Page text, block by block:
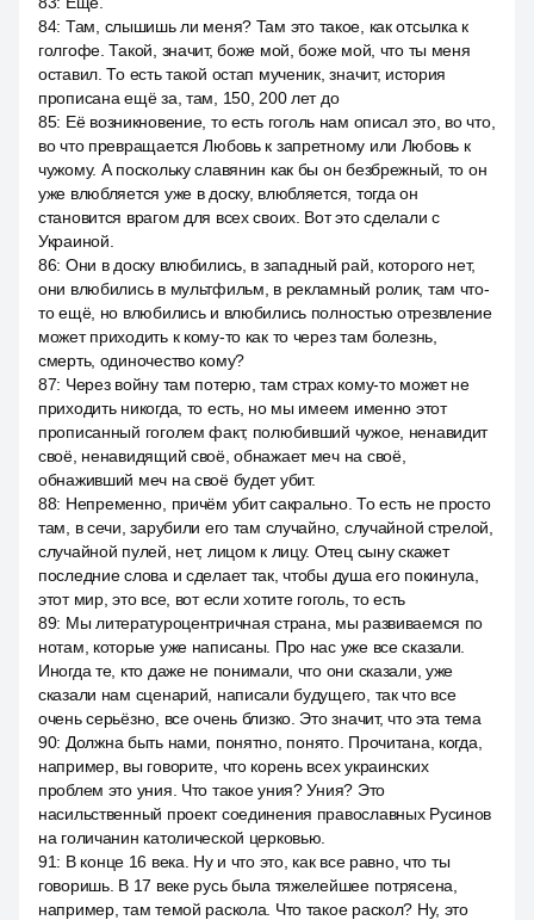
84: Там, слышишь ли меня? Там это такое, как отсылка к
голгофе. Такой, значит, боже мой, боже мой, что ты меня
оставил. То есть такой остап мученик, значит, история
прописана ещё за, там, 150, 200 лет до
85: Её возникновение, то есть гоголь нам описал это, во что,
во что превращается Любовь к запретному или Любовь к
чужому. А поскольку славянин как бы он безбрежный, то он
уже влюбляется уже в доску, влюбляется, тогда он
становится врагом для всех своих. Вот это сделали с
Украиной.
86: Они в доску влюбились, в западный рай, которого нет,
они влюбились в мультфильм, в рекламный ролик, там что-
то ещё, но влюбились и влюбились полностью отрезвление
может приходить к кому-то как то через там болезнь,
смерть, одиночество кому?
87: Через войну там потерю, там страх кому-то может не
приходить никогда, то есть, но мы имеем именно этот
прописанный гоголем факт, полюбивший чужое, ненавидит
своё, ненавидящий своё, обнажает меч на своё,
обнаживший меч на своё будет убит.
88: Непременно, причём убит сакрально. То есть не просто
там, в сечи, зарубили его там случайно, случайной стрелой,
случайной пулей, нет, лицом к лицу. Отец сыну скажет
последние слова и сделает так, чтобы душа его покинула,
этот мир, это все, вот если хотите гоголь, то есть
89: Мы литературоцентричная страна, мы развиваемся по
нотам, которые уже написаны. Про нас уже все сказали.
Иногда те, кто даже не понимали, что они сказали, уже
сказали нам сценарий, написали будущего, так что все
очень серьёзно, все очень близко. Это значит, что эта тема
90: Должна быть нами, понятно, понято. Прочитана, когда,
например, вы говорите, что корень всех украинских
проблем это уния. Что такое уния? Уния? Это
насильственный проект соединения православных Русинов
на голичанин католической церковью.
91: В конце 16 века. Ну и что это, как все равно, что ты
говоришь. В 17 веке русь была тяжелейшее потрясена,
например, там темой раскола. Что такое раскол? Ну, это